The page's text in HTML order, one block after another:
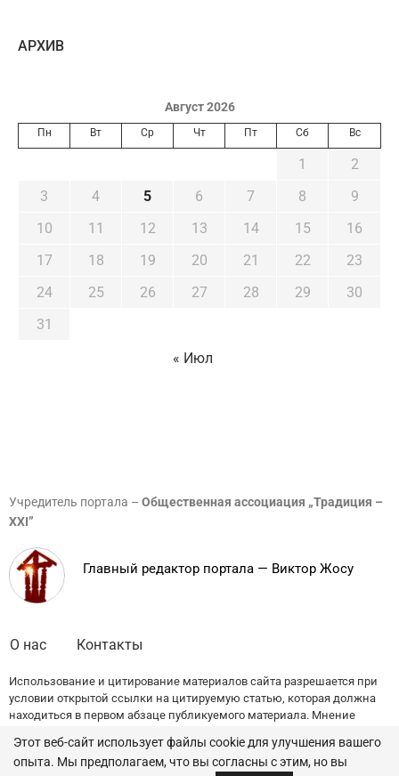
AРХИВ
Август 2026
Пн Вт Ср Чт Пт Сб Вс
1
2
3
4 5 6 7 8
9
10
11 12 13 14 15
16
17
18 19 20 21 22
23
24
25 26 27 28 29
30
31
« Июл
Учредитель портала – Общественная ассоциация „Традиция –
XXI”
Главный редактор портала — Виктор Жосу
О нас Контакты
Использование и цитирование материалов сайта разрешается при
условии открытой ссылки на цитируемую статью, которая должна
находиться в первом абзаце публикуемого материала. Мнение
Этот веб-сайт использует файлы cookie для улучшения вашего
опыта. Мы предполагаем, что вы согласны с этим, но вы